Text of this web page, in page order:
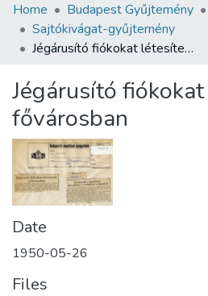
Communities & Collections
All of DSpace
About us
Home Budapest Gyűjtemény
Sajtókivágat-gyűjtemény
Jégárusító fiókokat létesítenek a fővárosban
Jégárusító
fővárosban
Date
1950-05-26
Files